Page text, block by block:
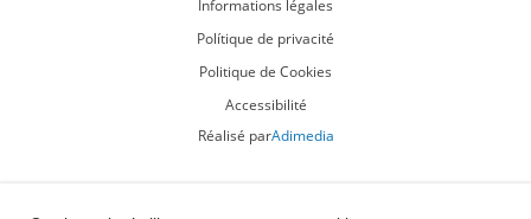
Informations légales
Polítique de privacité
Politique de Cookies
Accessibilité
Réalisé parAdimedia